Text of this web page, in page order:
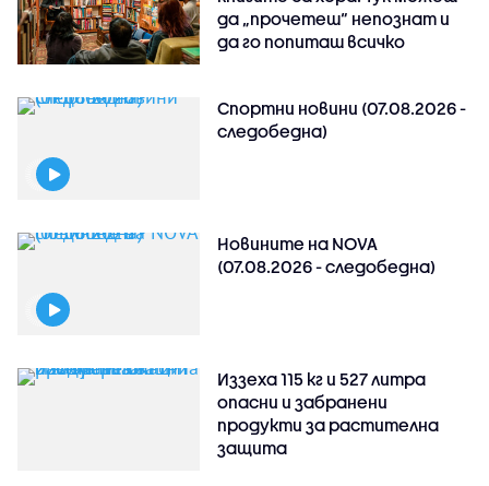
да „прочетеш“ непознат и
да го попиташ всичко
Спортни новини (07.08.2026 -
следобедна)
Новините на NOVA
(07.08.2026 - следобедна)
Иззеха 115 кг и 527 литра
опасни и забранени
продукти за растителна
защита